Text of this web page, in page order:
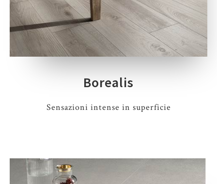
Borealis
Sensazioni intense in superficie